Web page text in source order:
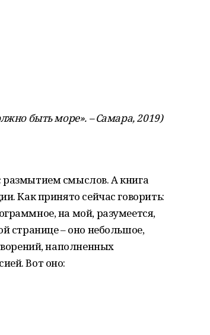
быть море». – Самара, 2019)
размытием смыслов. А книга
Как принято сейчас говорить:
на мой, разумеется,
странице – оно небольшое,
наполненных
Вот оно: